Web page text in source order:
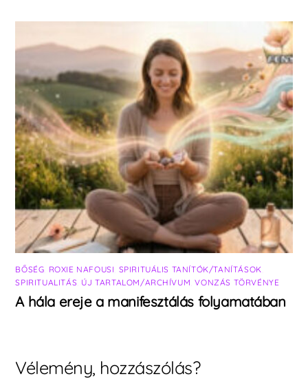
BŐSÉG ROXIE NAFOUSI SPIRITUÁLIS TANÍTÓK/TANÍTÁSOK
SPIRITUALITÁS ÚJ TARTALOM/ARCHÍVUM ,VONZÁS TÖRVÉNYE
A hála ereje a manifesztálás folyamatában
Vélemény, hozzászólás?